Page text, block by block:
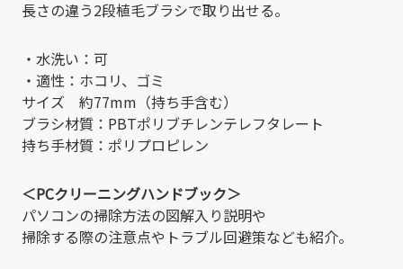
長さの違う2段植毛ブラシで取り出せる。
・水洗い：可
・適性：ホコリ、ゴミ
サイズ 約77mm（持ち手含む）
ブラシ材質：PBTポリブチレンテレフタレート
持ち手材質：ポリプロピレン
＜PCクリーニングハンドブック＞
パソコンの掃除方法の図解入り説明や
掃除する際の注意点やトラブル回避策なども紹介。